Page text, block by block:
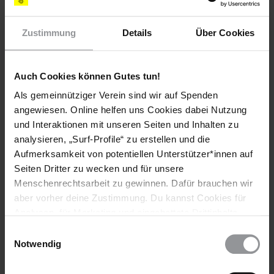
Zustimmung Details Über Cookies
Auch Cookies können Gutes tun!
Als gemeinnütziger Verein sind wir auf Spenden
angewiesen. Online helfen uns Cookies dabei Nutzung
und Interaktionen mit unseren Seiten und Inhalten zu
analysieren, „Surf-Profile“ zu erstellen und die
Aufmerksamkeit von potentiellen Unterstützer*innen auf
Seiten Dritter zu wecken und für unsere
Menschenrechtsarbeit zu gewinnen. Dafür brauchen wir
aber vorher deine Zustimmung. Du kannst Cookies für
wieder ändern. Diesen Banner kannst Du über den Link
Notwendig
"Colonia Dignidad".D/F/LUX 2015, Regie: Florian
Gallenberger, Darsteller: Daniel Brühl, Emma Watson.
Kinostart: 18. Februar 2016
Weitere Informationen
Länder
Chile Deutschland
Themen
Verschwindenlassen